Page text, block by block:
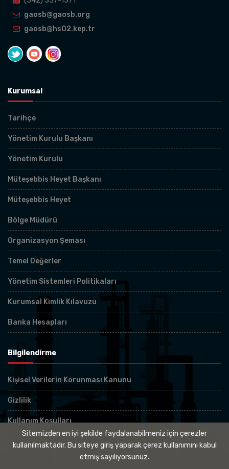
gaosb@gaosb.org
gaosb@hs02.kep.tr
Kurumsal
Tarihçe
Yönetim Kurulu Başkanı
Yönetim Kurulu
Müteşebbis Heyet Başkanı
Müteşebbis Heyet
Bölge Müdürü
Organizasyon Şeması
Temel Değerler
Yönetim Sistemleri Politikaları
Kurumsal Kimlik Kılavuzu
Banka Hesapları
Bilgilendirme
Kişisel Verilerin Korunması Kanunu
Gizlilik
Kullanım Koşulları
Sitemizden en iyi şekilde faydalanabilmeniz için çerezler
kullanılmaktadır. Bu siteye giriş yaparak çerez kullanımını kabul
etmiş sayılıyorsunuz.